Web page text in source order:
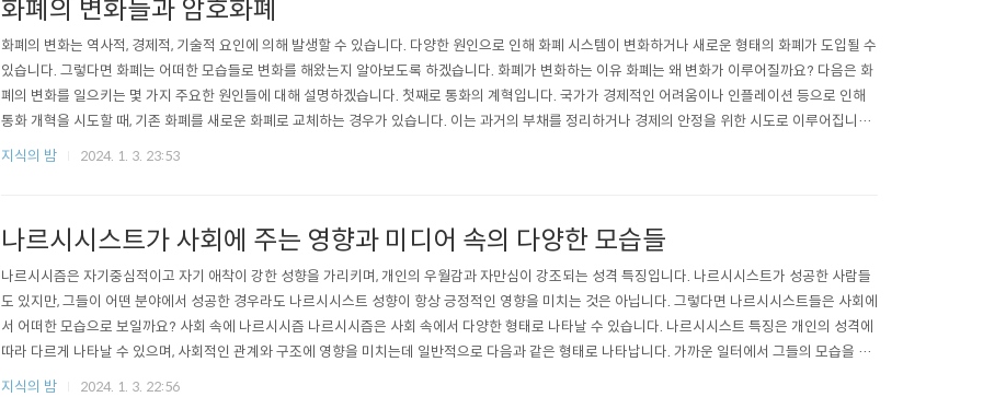
화폐의 변화들과 암호화폐
화폐의 변화는 역사적, 경제적, 기술적 요인에 의해 발생할 수 있습니다. 다양한 원인으로 인해 화폐 시스템이 변화하거나 새로운 형태의 화폐가 도입될 수
있습니다. 그렇다면 화폐는 어떠한 모습들로 변화를 해왔는지 알아보도록 하겠습니다. 화폐가 변화하는 이유 화폐는 왜 변화가 이루어질까요? 다음은 화
폐의 변화를 일으키는 몇 가지 주요한 원인들에 대해 설명하겠습니다. 첫째로 통화의 계혁입니다. 국가가 경제적인 어려움이나 인플레이션 등으로 인해
통화 개혁을 시도할 때, 기존 화폐를 새로운 화폐로 교체하는 경우가 있습니다. 이는 과거의 부채를 정리하거나 경제의 안정을 위한 시도로 이루어집니다.
그 다음은 여러 국가가 통화를 공유하는 통화 연합이나 공통 통화를 도입하는 경우가 있습니다. 예를 들어, 유로존에서는 여..
지식의 밤 2024. 1. 3. 23:53
나르시시스트가 사회에 주는 영향과 미디어 속의 다양한 모습들
나르시시즘은 자기중심적이고 자기 애착이 강한 성향을 가리키며, 개인의 우월감과 자만심이 강조되는 성격 특징입니다. 나르시시스트가 성공한 사람들
도 있지만, 그들이 어떤 분야에서 성공한 경우라도 나르시시스트 성향이 항상 긍정적인 영향을 미치는 것은 아닙니다. 그렇다면 나르시시스트들은 사회에
서 어떠한 모습으로 보일까요? 사회 속에 나르시시즘 나르시시즘은 사회 속에서 다양한 형태로 나타날 수 있습니다. 나르시시스트 특징은 개인의 성격에
따라 다르게 나타날 수 있으며, 사회적인 관계와 구조에 영향을 미치는데 일반적으로 다음과 같은 형태로 나타납니다. 가까운 일터에서 그들의 모습을 볼
수 있습니다. 특히 기업이나 조직 내에서 일어나는 경우, 나르시시스트 리더십은 팀 협력성을 저해하고 직원들 간의 긍정적인 협력을 어..
지식의 밤 2024. 1. 3. 22:56